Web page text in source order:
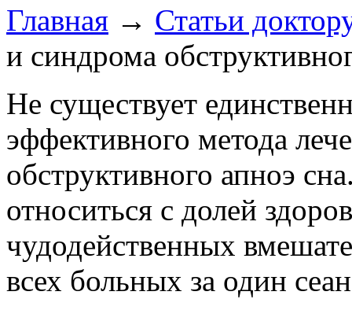
Главная → Статьи
и синдрома
Не существует
эффективного метода
обструктивного апноэ
относиться с долей
чудодейственных
всех больных за один